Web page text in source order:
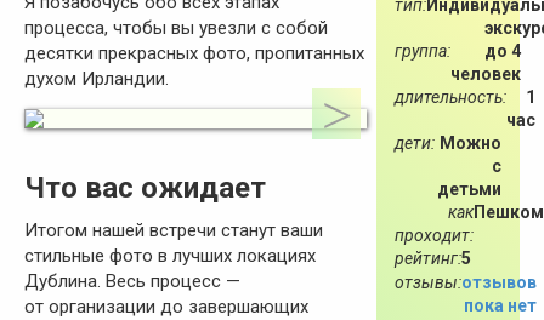
тип:
группа:
до 4
человек
длительность:
1
час
дети: Можно
с
детьми
как
проходит:
Пешком
рейтинг:5
отзывы:отзывов
пока нет
процесса, чтобы вы увезли с собой
десятки прекрасных фото, пропитанных
духом Ирландии.
Что вас ожидает
Итогом нашей встречи станут ваши
стильные фото в лучших локациях
Дублина. Весь процесс —
от организации до завершающих